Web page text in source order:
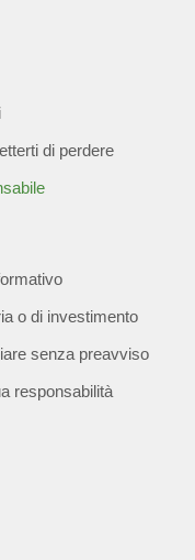
di perdere
o di investimento
senza preavviso
responsabilità